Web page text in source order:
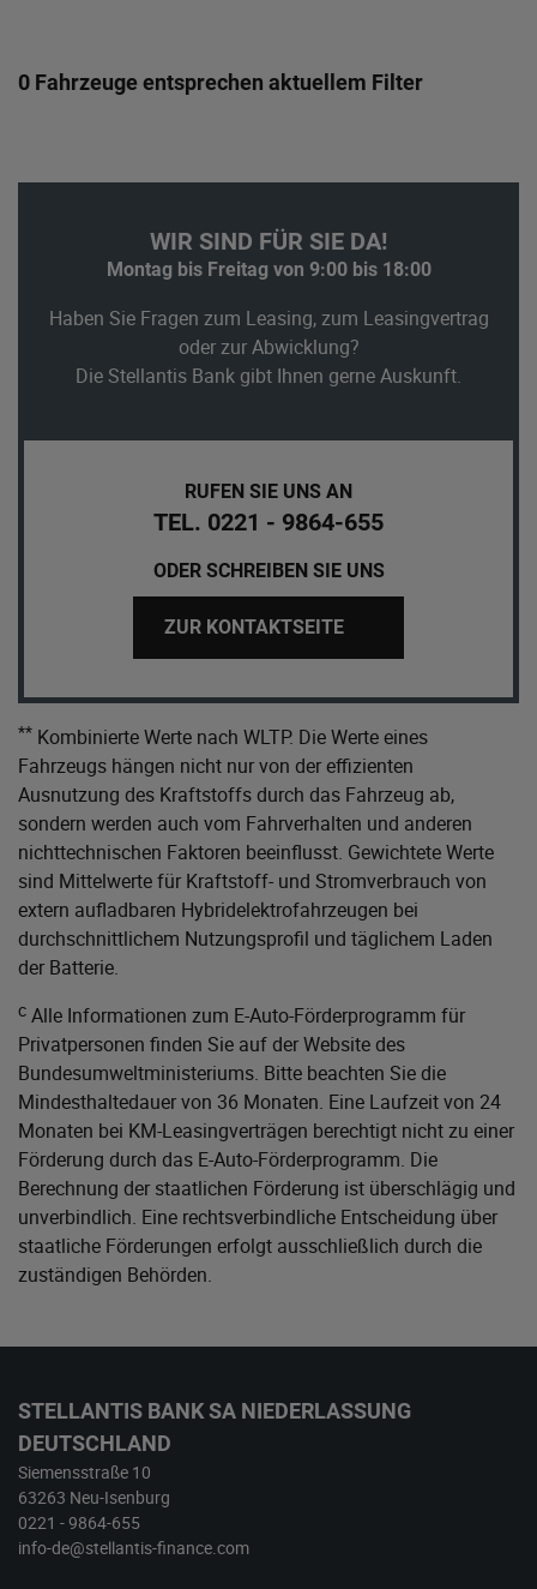
0 Fahrzeuge entsprechen aktuellem Filter
WIR SIND FÜR SIE DA!
Montag bis Freitag von 9:00 bis 18:00
Haben Sie Fragen zum Leasing, zum Leasingvertrag
oder zur Abwicklung?
Die Stellantis Bank gibt Ihnen gerne Auskunft.
RUFEN SIE UNS AN
TEL. 0221 - 9864-655
ODER SCHREIBEN SIE UNS
ZUR KONTAKTSEITE
** Kombinierte Werte nach WLTP. Die Werte eines
Fahrzeugs hängen nicht nur von der effizienten
Ausnutzung des Kraftstoffs durch das Fahrzeug ab,
sondern werden auch vom Fahrverhalten und anderen
nichttechnischen Faktoren beeinflusst. Gewichtete Werte
sind Mittelwerte für Kraftstoff- und Stromverbrauch von
extern aufladbaren Hybridelektrofahrzeugen bei
durchschnittlichem Nutzungsprofil und täglichem Laden
der Batterie.
c Alle Informationen zum E-Auto-Förderprogramm für
Privatpersonen finden Sie auf der Website des
Bundesumweltministeriums. Bitte beachten Sie die
Mindesthaltedauer von 36 Monaten. Eine Laufzeit von 24
Monaten bei KM-Leasingverträgen berechtigt nicht zu einer
Förderung durch das E-Auto-Förderprogramm. Die
Berechnung der staatlichen Förderung ist überschlägig und
unverbindlich. Eine rechtsverbindliche Entscheidung über
staatliche Förderungen erfolgt ausschließlich durch die
zuständigen Behörden.
STELLANTIS BANK SA NIEDERLASSUNG
DEUTSCHLAND
Siemensstraße 10
63263 Neu-Isenburg
0221 - 9864-655
info-de@stellantis-finance.com